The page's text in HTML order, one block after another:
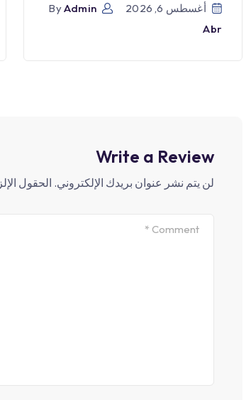
أغسطس 6, 2026 ByAdmin
Abr
Write a Review
لن يتم نشر عنوان بريدك الإلكتروني. الحقول